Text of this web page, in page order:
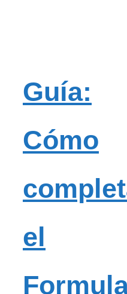
Guía:
Cómo
el